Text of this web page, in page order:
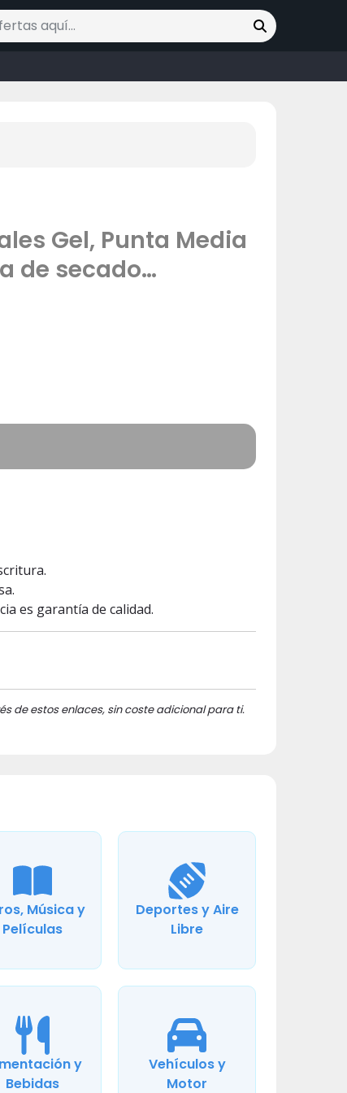
Gel, Punta Media
de secado
Uds
es garantía de calidad.
de estos enlaces, sin coste adicional para ti.
Música y
Películas
Deportes y Aire
Libre
y
Bebidas
Vehículos y
Motor